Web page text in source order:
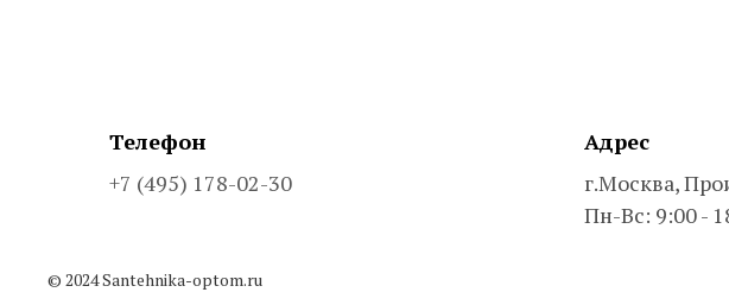
Телефон
+7 (495) 178-02-30
Адрес
г.Москва,
Пн-Вс: 9:00 -
© 2024 Santehnika-optom.ru